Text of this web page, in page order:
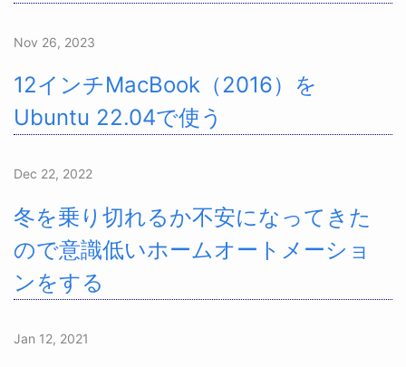
Nov 26, 2023
12インチMacBook（2016）を
Ubuntu 22.04で使う
Dec 22, 2022
冬を乗り切れるか不安になってきた
ので意識低いホームオートメーショ
ンをする
Jan 12, 2021